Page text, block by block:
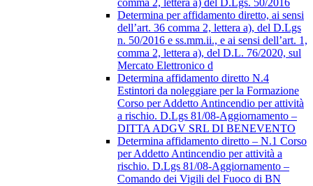
comma 2, lettera a) del D.Lgs. 50/2016
Determina per affidamento diretto, ai sensi
dell’art. 36 comma 2, lettera a), del D.Lgs
n. 50/2016 e ss.mm.ii., e ai sensi dell’art. 1,
comma 2, lettera a), del D.L. 76/2020, sul
Mercato Elettronico d
Determina affidamento diretto N.4
Estintori da noleggiare per la Formazione
Corso per Addetto Antincendio per attività
a rischio. D.Lgs 81/08-Aggiornamento –
DITTA ADGV SRL DI BENEVENTO
Determina affidamento diretto – N.1 Corso
per Addetto Antincendio per attività a
rischio. D.Lgs 81/08-Aggiornamento –
Comando dei Vigili del Fuoco di BN